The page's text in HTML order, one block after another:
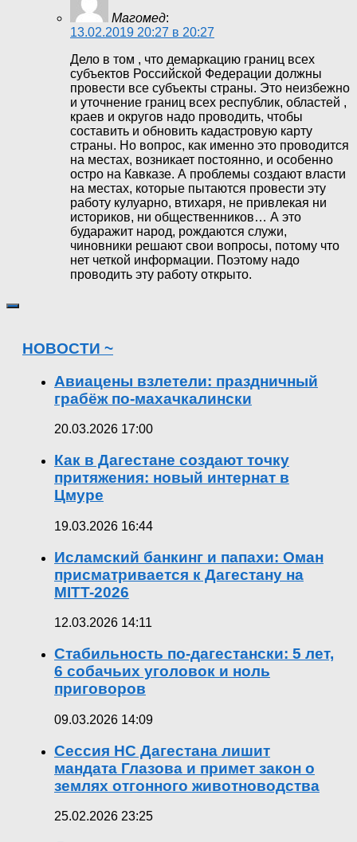
Магомед:
13.02.2019 20:27 в 20:27
Дело в том , что демаркацию границ всех
субъектов Российской Федерации должны
провести все субъекты страны. Это неизбежно
и уточнение границ всех республик, областей ,
краев и округов надо проводить, чтобы
составить и обновить кадастровую карту
страны. Но вопрос, как именно это проводится
на местах, возникает постоянно, и особенно
остро на Кавказе. А проблемы создают власти
на местах, которые пытаются провести эту
работу кулуарно, втихаря, не привлекая ни
историков, ни общественников… А это
бударажит народ, рождаются служи,
чиновники решают свои вопросы, потому что
нет четкой информации. Поэтому надо
проводить эту работу открыто.
НОВОСТИ ~
Авиацены взлетели: праздничный
грабёж по-махачкалински
20.03.2026 17:00
Как в Дагестане создают точку
притяжения: новый интернат в
Цмуре
19.03.2026 16:44
Исламский банкинг и папахи: Оман
присматривается к Дагестану на
MITT-2026
12.03.2026 14:11
Стабильность по-дагестански: 5 лет,
6 собачьих уголовок и ноль
приговоров
09.03.2026 14:09
Сессия НС Дагестана лишит
мандата Глазова и примет закон о
землях отгонного животноводства
25.02.2026 23:25